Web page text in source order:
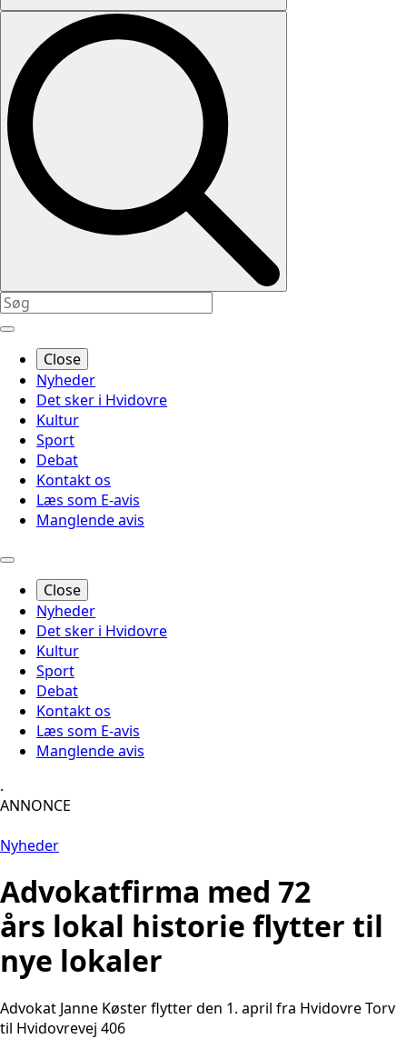
Close
Nyheder
Det sker i Hvidovre
Kultur
Sport
Debat
Kontakt os
Læs som E-avis
Manglende avis
Close
Nyheder
Det sker i Hvidovre
Kultur
Sport
Debat
Kontakt os
Læs som E-avis
Manglende avis
.
ANNONCE
Nyheder
Advokatfirma med 72
års lokal historie flytter til
nye lokaler
Advokat Janne Køster flytter den 1. april fra Hvidovre Torv
til Hvidovrevej 406